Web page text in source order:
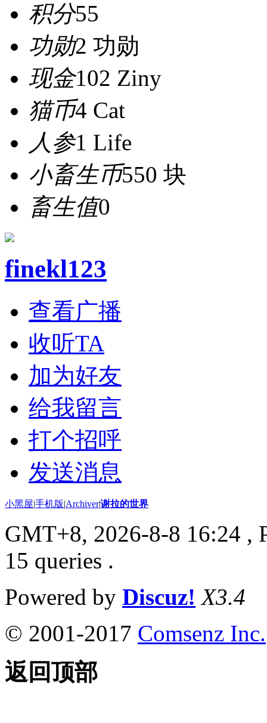
积分55
功勋2 功勋
现金102 Ziny
猫币4 Cat
人参1 Life
小畜生币550 块
畜生值0
finekl123
查看广播
收听TA
加为好友
给我留言
打个招呼
发送消息
小黑屋|手机版|Archiver|谢拉的世界
GMT+8, 2026-8-8 16:24 ,
15 queries .
Powered by Discuz! X3.4
© 2001-2017 Comsenz Inc.
返回顶部